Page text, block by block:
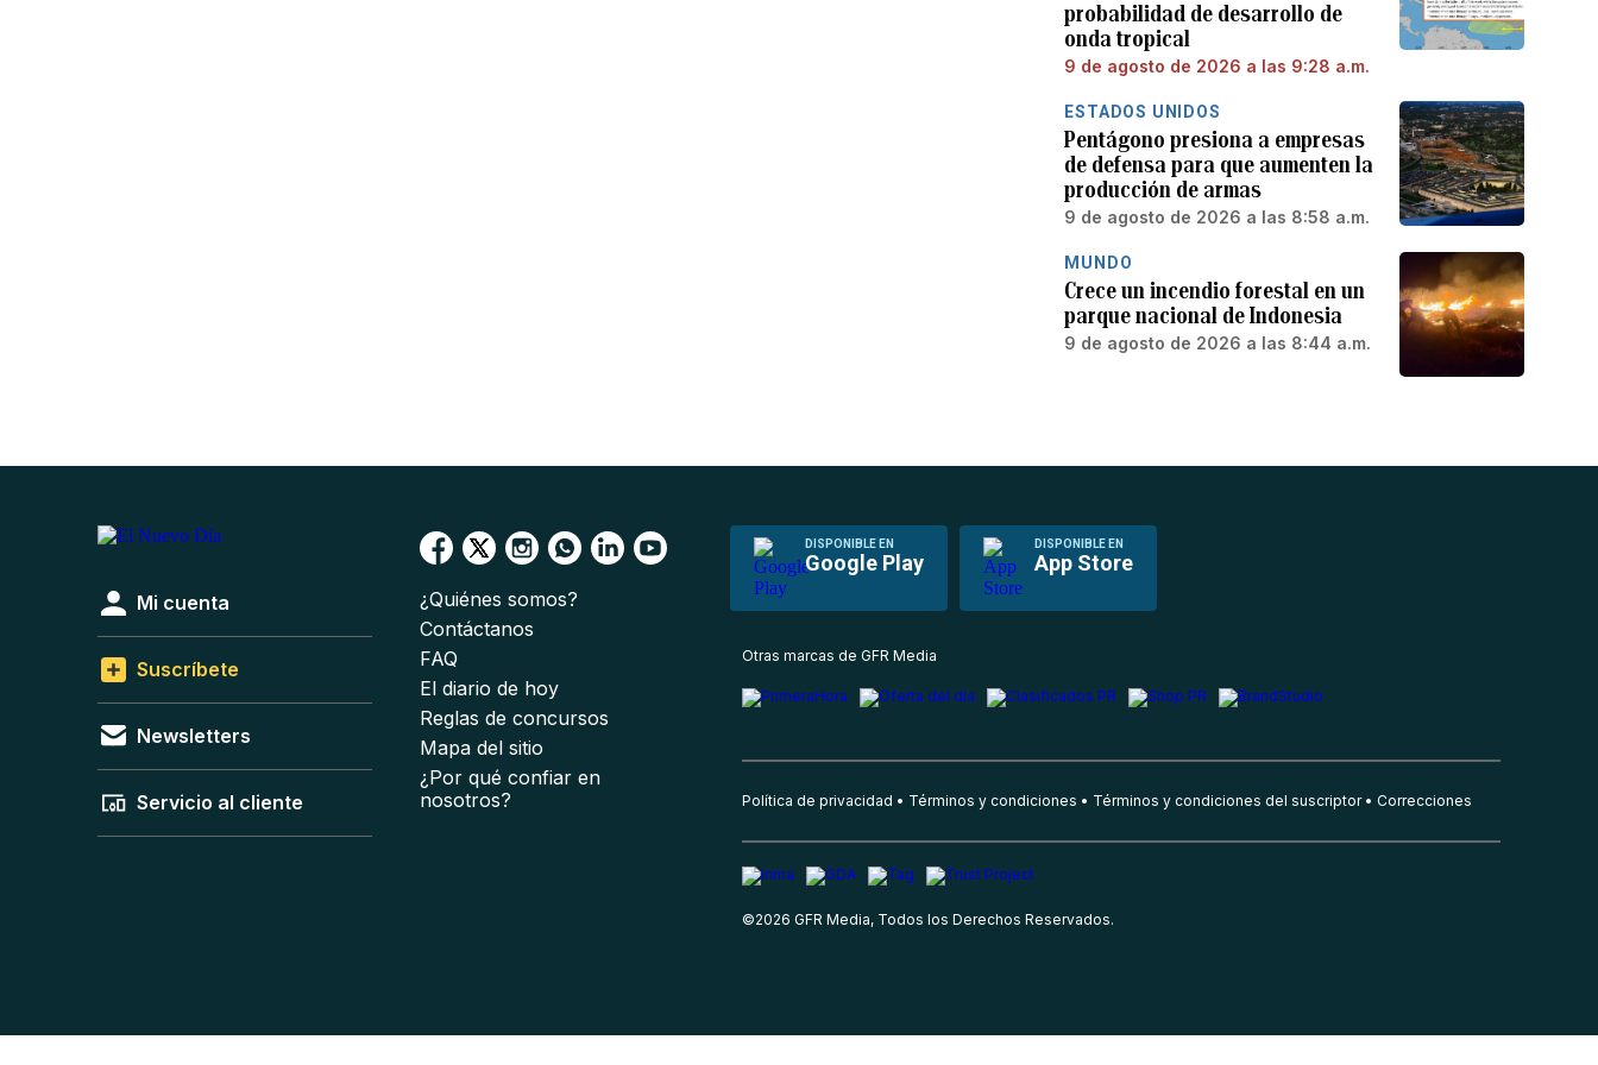
probabilidad de desarrollo de
onda tropical
9 de agosto de 2026 a las 9:28 a.m.
ESTADOS UNIDOS
Pentágono presiona a empresas
de defensa para que aumenten la
producción de armas
9 de agosto de 2026 a las 8:58 a.m.
MUNDO
Crece un incendio forestal en un
parque nacional de Indonesia
9 de agosto de 2026 a las 8:44 a.m.
DISPONIBLE EN
Google Play
DISPONIBLE EN
App Store
Mi cuenta
Suscríbete
Newsletters
Servicio al cliente
¿Quiénes somos?
Contáctanos
FAQ
El diario de hoy
Reglas de concursos
Mapa del sitio
¿Por qué confiar en
nosotros?
Otras marcas de GFR Media
Política de privacidad Términos y condiciones Términos y condiciones del suscriptor Correcciones
©2026 GFR Media, Todos los Derechos Reservados.